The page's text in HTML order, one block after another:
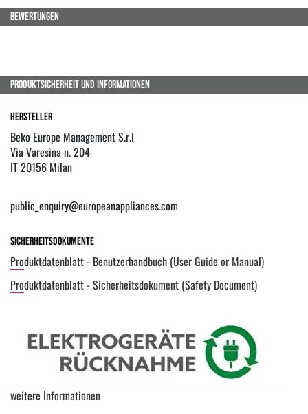
BEWERTUNGEN
PRODUKTSICHERHEIT UND INFORMATIONEN
Hersteller
Beko Europe Management S.r.l
Via Varesina n. 204
IT 20156 Milan
public_enquiry@europeanappliances.com
Sicherheitsdokumente
Produktdatenblatt - Benutzerhandbuch (User Guide or Manual)
Produktdatenblatt - Sicherheitsdokument (Safety Document)
weitere Informationen